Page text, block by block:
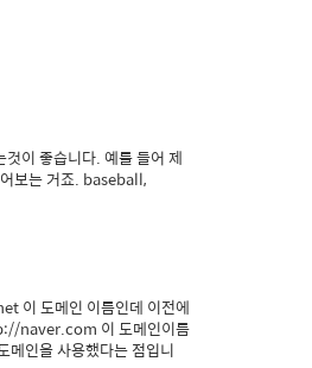
이 좋습니다. 예를 들어 제
보는 거죠. baseball,
이 도메인 이름인데 이전에
naver.com 이 도메인이름
메인을 사용했다는 점입니